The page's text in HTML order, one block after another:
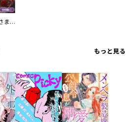
ドロンジョさまは転生しても悪役令嬢のままだった【分冊版】
もっと見る